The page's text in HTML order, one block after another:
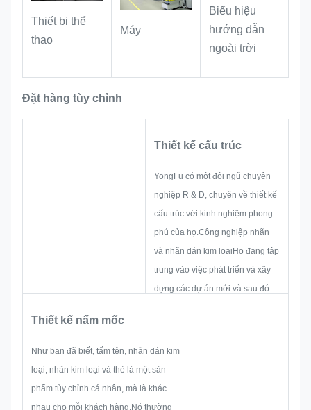
Thiết bị thể
thao
Máy
Biểu hiệu
hướng dẫn
ngoài trời
Đặt hàng tùy chỉnh
Thiết kế cấu trúc
YongFu có một đội ngũ chuyên
nghiệp R & D, chuyên về thiết kế
cấu trúc với kinh nghiệm phong
phú của họ.Công nghiệp nhãn
và nhãn dán kim loạiHọ đang tập
trung vào việc phát triển và xây
dựng các dự án mới.và sau đó
Thiết kế nấm mốc
Như bạn đã biết, tấm tên, nhãn dán kim
loại, nhãn kim loại và thẻ là một sản
phẩm tùy chỉnh cá nhân, mà là khác
nhau cho mỗi khách hàng.Nó thường